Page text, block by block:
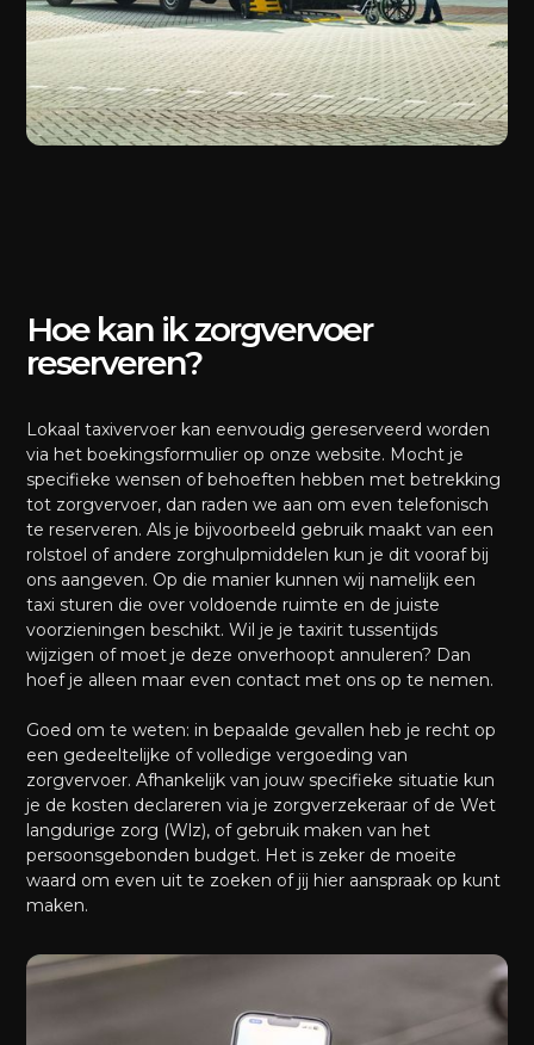
Hoe kan ik zorgvervoer
reserveren?
Lokaal taxivervoer kan eenvoudig gereserveerd worden
via het boekingsformulier op onze website. Mocht je
specifieke wensen of behoeften hebben met betrekking
tot zorgvervoer, dan raden we aan om even telefonisch
te reserveren. Als je bijvoorbeeld gebruik maakt van een
rolstoel of andere zorghulpmiddelen kun je dit vooraf bij
ons aangeven. Op die manier kunnen wij namelijk een
taxi sturen die over voldoende ruimte en de juiste
voorzieningen beschikt. Wil je je taxirit tussentijds
wijzigen of moet je deze onverhoopt annuleren? Dan
hoef je alleen maar even contact met ons op te nemen.
Goed om te weten: in bepaalde gevallen heb je recht op
een gedeeltelijke of volledige vergoeding van
zorgvervoer. Afhankelijk van jouw specifieke situatie kun
je de kosten declareren via je zorgverzekeraar of de Wet
langdurige zorg (Wlz), of gebruik maken van het
persoonsgebonden budget. Het is zeker de moeite
waard om even uit te zoeken of jij hier aanspraak op kunt
maken.